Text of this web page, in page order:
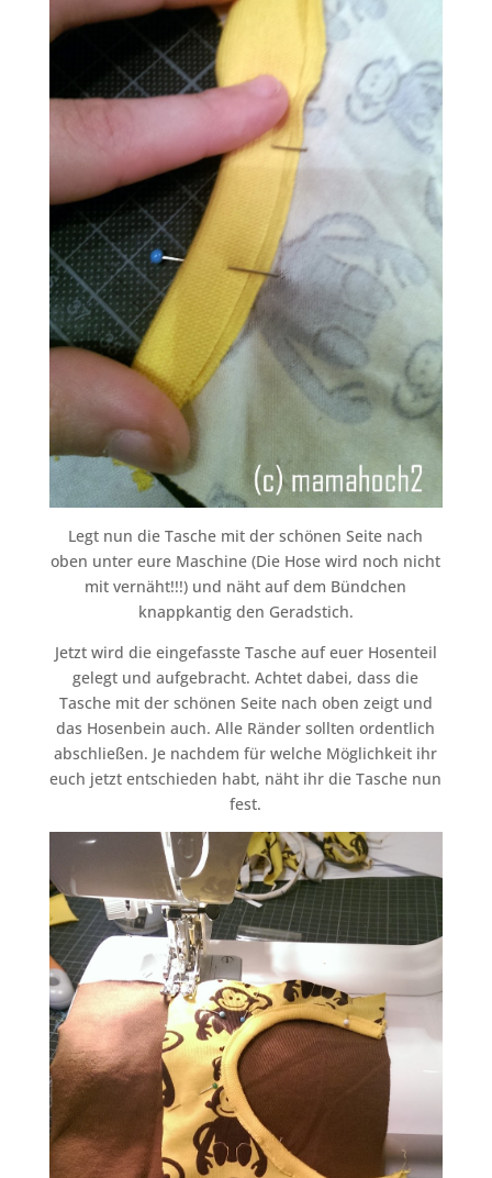
Legt nun die Tasche mit der schönen Seite nach
oben unter eure Maschine (Die Hose wird noch nicht
mit vernäht!!!) und näht auf dem Bündchen
knappkantig den Geradstich.
Jetzt wird die eingefasste Tasche auf euer Hosenteil
gelegt und aufgebracht. Achtet dabei, dass die
Tasche mit der schönen Seite nach oben zeigt und
das Hosenbein auch. Alle Ränder sollten ordentlich
abschließen. Je nachdem für welche Möglichkeit ihr
euch jetzt entschieden habt, näht ihr die Tasche nun
fest.